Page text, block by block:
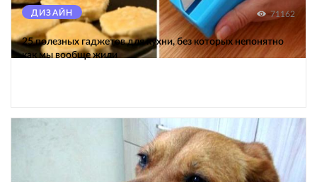
ДИЗАЙН 71162
25 полезных гаджетов для кухни, без которых непонятно
как мы вообще жили